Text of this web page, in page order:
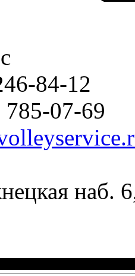
84-12
07-69
наб.